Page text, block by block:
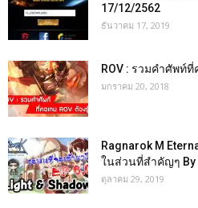
17/12/2562
ธันวาคม 17, 2019
ROV : รวมคำศัพท์ที่
มกราคม 20, 2018
Ragnarok M
ในส่วนที่สำคัญๆ By
ตุลาคม 29, 2019